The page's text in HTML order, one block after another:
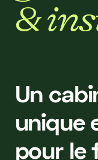
& ins
Un
unique
pour le